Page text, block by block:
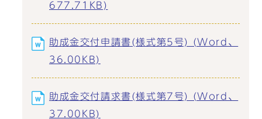
677.71KB)
助成金交付申請書(様式第5号) (Word、
36.00KB)
助成金交付請求書(様式第7号) (Word、
37.00KB)